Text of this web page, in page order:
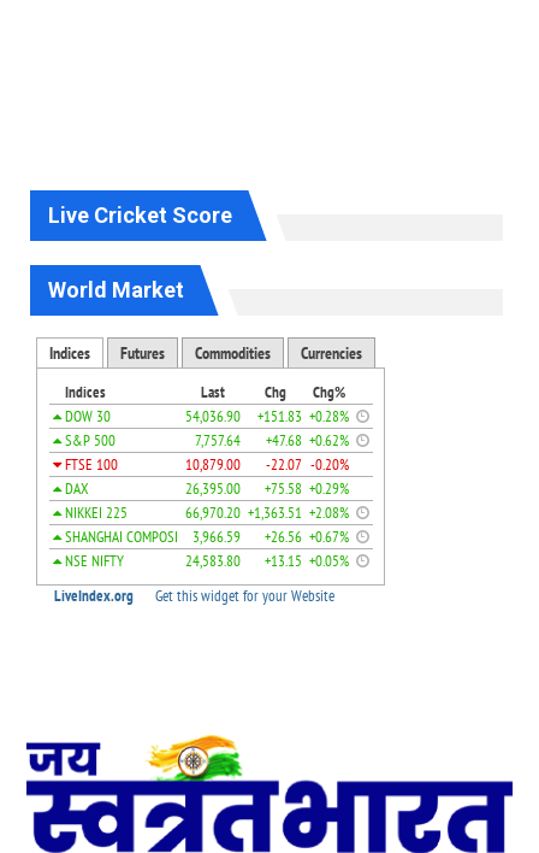
Live Cricket Score
World Market